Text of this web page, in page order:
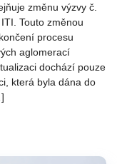
změnu výzvy č.
Touto změnou
procesu
aglomerací
dochází pouze
která byla dána do